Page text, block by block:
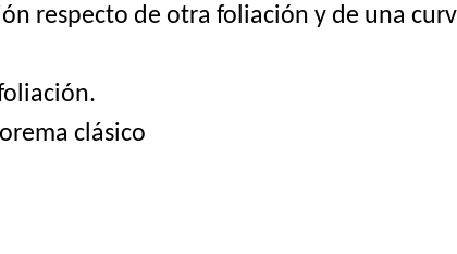
respecto de otra foliación y de una
clásico